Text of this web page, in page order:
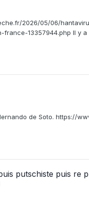
2026/05/06/
13357944.php Il y
de Soto. https://
putschiste puis re